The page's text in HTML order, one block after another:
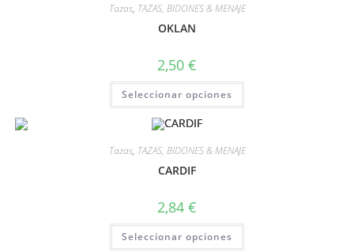
Tazas, TAZAS, BIDONES & MENAJE
OKLAN
2,50 €
Seleccionar opciones
Tazas, TAZAS, BIDONES & MENAJE
CARDIF
2,84 €
Seleccionar opciones